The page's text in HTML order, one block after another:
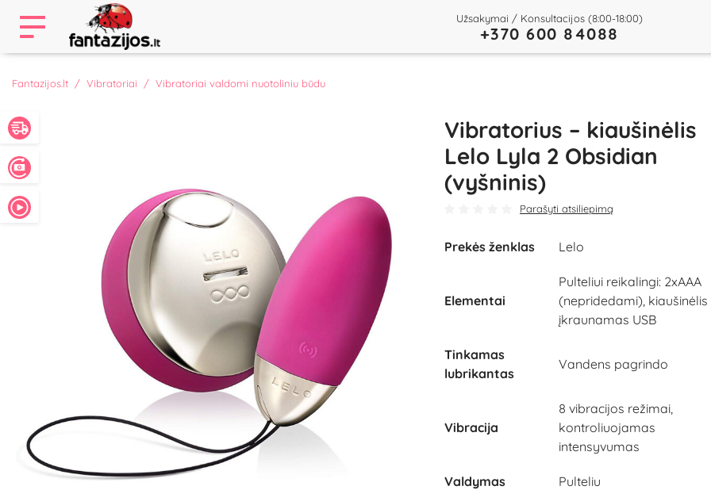
Užsakymai / Konsultacijos (8:00-18:00)
+370 600 84088
Fantazijos.lt Vibratoriai Vibratoriai valdomi nuotoliniu būdu
Video
Vibratorius – kiaušinėlis
Lelo Lyla 2 Obsidian
(vyšninis)
Parašyti atsiliepimą
Prekės ženklas Lelo
Elementai
Pulteliui reikalingi: 2xAAA
(nepridedami), kiaušinėlis
įkraunamas USB
Tinkamas
lubrikantas
Vandens pagrindo
Vibracija
8 vibracijos režimai,
kontroliuojamas
intensyvumas
Valdymas Pulteliu